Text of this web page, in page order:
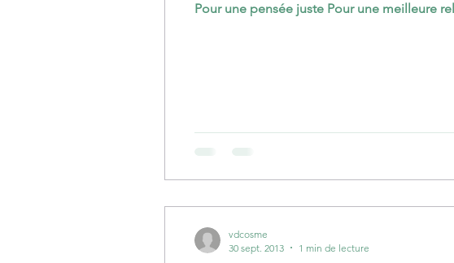
Pour une pensée juste Pour une meilleure
vdcosme
30 sept. 2013
1 min de lecture